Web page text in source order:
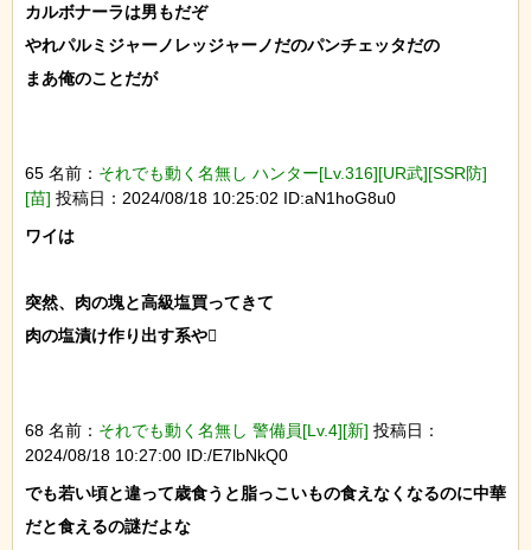
カルボナーラは男もだぞ
やれパルミジャーノレッジャーノだのパンチェッタだの
まあ俺のことだが
65 名前： それでも動く名無し ハンター[Lv.316][UR武][SSR防]
[苗] 投稿日：2024/08/18 10:25:02 ID:aN1hoG8u0
ワイは
突然、肉の塊と高級塩買ってきて
肉の塩漬け作り出す系や
68 名前： それでも動く名無し 警備員[Lv.4][新] 投稿日：
2024/08/18 10:27:00 ID:/E7lbNkQ0
でも若い頃と違って歳食うと脂っこいもの食えなくなるのに中華
だと食えるの謎だよな